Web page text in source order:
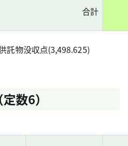
合計
託物没収点(3,498.625)
数6）